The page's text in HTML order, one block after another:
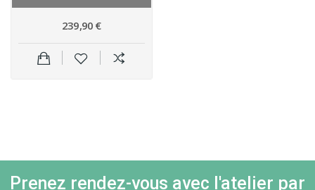
239,90 €
Prenez rendez-vous avec l'atelier par